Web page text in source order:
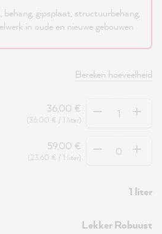
behang, gipsplaat, structuurbehang,
in oude en nieuwe gebouwen
Bereken hoeveelheid
36,00 €
(36,00 € / 1 liter)
Hoeveelheid
59,00 €
(23,60 € / 1 liter)
Hoeveelheid
1 liter
Lekker Robuust